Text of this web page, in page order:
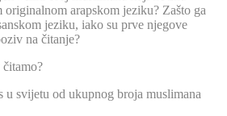
arapskom jeziku? Zašto ga
jeziku, iako su prve njegove
na čitanje?
u svijetu od ukupnog broja muslimana